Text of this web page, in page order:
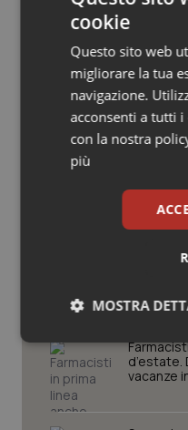
Salute orale &
Sangue &
Tiroide
Tumore al seno
Tumore ovarico
Tumori del
Tumori
Ulcera & Reflusso
Vaccini
Potrebbe
Lavoro e
febbraio
sistemi
Fimmg:
mobilità volontaria
d’estate.
vacanze
cookie
Questo sito web
migliorare la tua
navigazione.
acconsenti a tutti
con la nostra
più
MOSTRA
Necessari